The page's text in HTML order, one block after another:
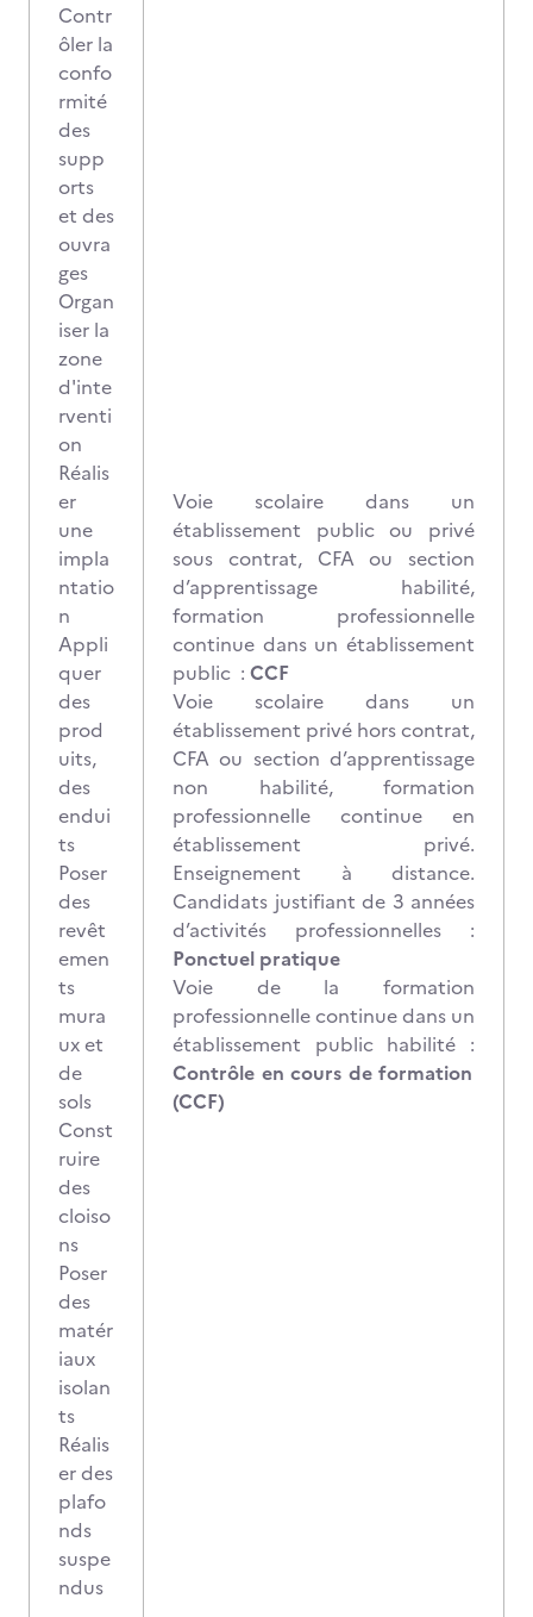
Contr
ôler la
confo
rmité
des
supp
orts
et des
ouvra
ges
Organ
iser la
zone
d'inte
rventi
on
Réalis
er
une
impla
ntatio
n
Appli
quer
des
prod
uits,
des
endui
ts
Poser
des
revêt
emen
ts
mura
ux et
de
sols
Const
ruire
des
cloiso
ns
Poser
des
matér
iaux
isolan
ts
Réalis
er des
plafo
nds
suspe
ndus
Voie scolaire dans un
établissement public ou privé
sous contrat, CFA ou section
d’apprentissage habilité,
formation professionnelle
continue dans un établissement
public : CCF
Voie scolaire dans un
établissement privé hors contrat,
CFA ou section d’apprentissage
non habilité, formation
professionnelle continue en
établissement privé.
Enseignement à distance.
Candidats justifiant de 3 années
d’activités professionnelles :
Ponctuel pratique
Voie de la formation
professionnelle continue dans un
établissement public habilité :
Contrôle en cours de formation
(CCF)